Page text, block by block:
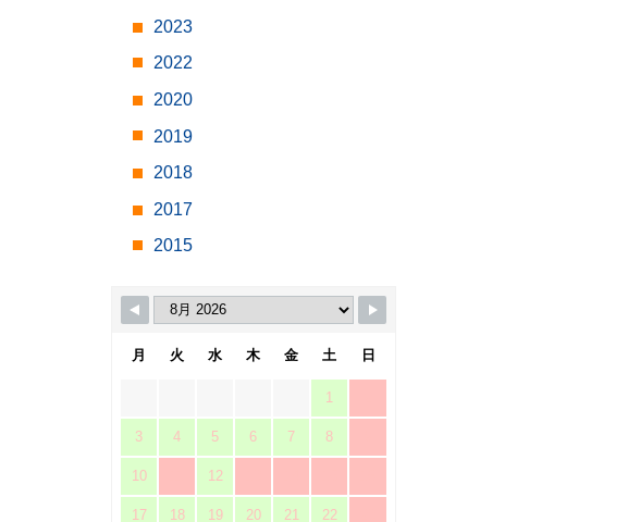
2023
2022
2020
2019
2018
2017
2015
月 火 水 木 金 土 日
1
3 4 5 6 7 8
10 12
17 18 19 20 21 22